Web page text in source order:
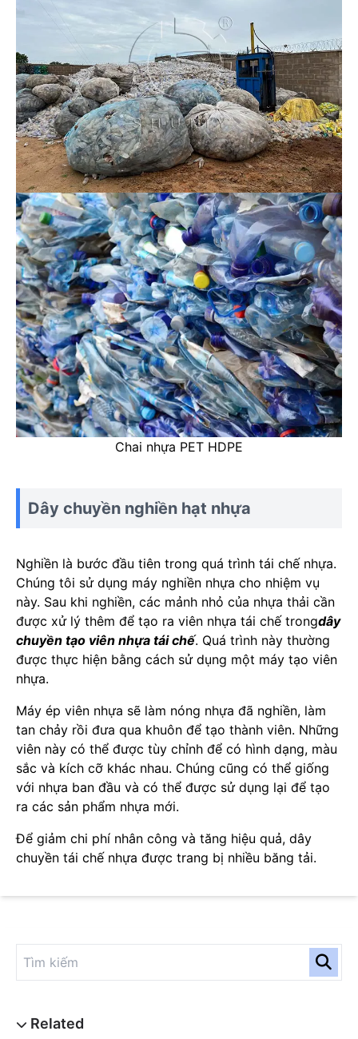
Chai nhựa PET HDPE
Dây chuyền nghiền hạt nhựa
Nghiền là bước đầu tiên trong quá trình tái chế nhựa.
Chúng tôi sử dụng máy nghiền nhựa cho nhiệm vụ
này. Sau khi nghiền, các mảnh nhỏ của nhựa thải cần
được xử lý thêm để tạo ra viên nhựa tái chế trongdây
chuyền tạo viên nhựa tái chế. Quá trình này thường
được thực hiện bằng cách sử dụng một máy tạo viên
nhựa.
Máy ép viên nhựa sẽ làm nóng nhựa đã nghiền, làm
tan chảy rồi đưa qua khuôn để tạo thành viên. Những
viên này có thể được tùy chỉnh để có hình dạng, màu
sắc và kích cỡ khác nhau. Chúng cũng có thể giống
với nhựa ban đầu và có thể được sử dụng lại để tạo
ra các sản phẩm nhựa mới.
Để giảm chi phí nhân công và tăng hiệu quả, dây
chuyền tái chế nhựa được trang bị nhiều băng tải.